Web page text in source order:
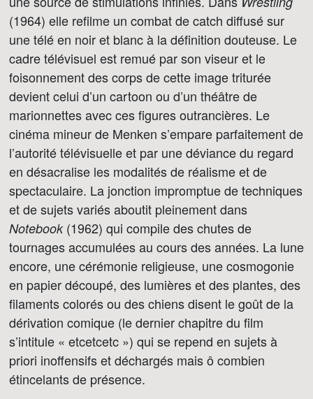
(1964) elle refilme un combat de catch diffusé sur
une télé en noir et blanc à la définition douteuse. Le
cadre télévisuel est remué par son viseur et le
foisonnement des corps de cette image triturée
devient celui d’un cartoon ou d’un théâtre de
marionnettes avec ces figures outrancières. Le
cinéma mineur de Menken s’empare parfaitement de
l’autorité télévisuelle et par une déviance du regard
en désacralise les modalités de réalisme et de
spectaculaire. La jonction impromptue de techniques
et de sujets variés aboutit pleinement dans
Notebook(1962) qui compile des chutes de
tournages accumulées au cours des années. La lune
encore, une cérémonie religieuse, une cosmogonie
en papier découpé, des lumières et des plantes, des
filaments colorés ou des chiens disent le goût de la
dérivation comique (le dernier chapitre du film
s’intitule « etcetcetc ») qui se repend en sujets à
priori inoffensifs et déchargés mais ô combien
étincelants de présence.